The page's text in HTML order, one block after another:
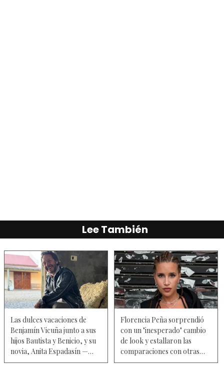
Lee También
Las dulces vacaciones de
Benjamín Vicuña junto a sus
hijos Bautista y Benicio, y su
novia, Anita Espadasín —
Fotos
Florencia Peña sorprendió
con un "inesperado" cambio
de look y estallaron las
comparaciones con otras
figuras — Video